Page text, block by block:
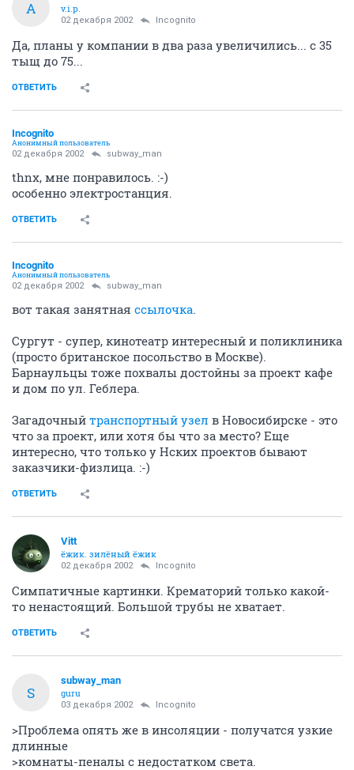
A
v.i.p.
02 декабря 2002 Incognito
Да, планы у компании в два раза увеличились... с 35
тыщ до 75...
ОТВЕТИТЬ
Incognito
Анонимный пользователь
02 декабря 2002 subway_man
thnx, мне понравилось. :-)
особенно электростанция.
ОТВЕТИТЬ
Incognito
Анонимный пользователь
02 декабря 2002 subway_man
вот такая занятная ссылочка.
Сургут - супер, кинотеатр интересный и поликлиника
(просто британское посольство в Москве).
Барнаульцы тоже похвалы достойны за проект кафе
и дом по ул. Геблера.
Загадочный транспортный узел в Новосибирске - это
что за проект, или хотя бы что за место? Еще
интересно, что только у Нских проектов бывают
заказчики-физлица. :-)
ОТВЕТИТЬ
Vitt
ёжик. зилёный ёжик
02 декабря 2002 Incognito
Симпатичные картинки. Крематорий только какой-
то ненастоящий. Большой трубы не хватает.
ОТВЕТИТЬ
S
subway_man
guru
03 декабря 2002 Incognito
>Проблема опять же в инсоляции - получатся узкие
длинные
>комнаты-пеналы с недостатком света.